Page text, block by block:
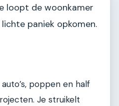
loopt de woonkamer
paniek opkomen.
poppen en half
Je struikelt